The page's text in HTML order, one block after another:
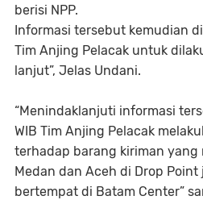
berisi NPP.
Informasi tersebut kemudian
Tim Anjing Pelacak untuk
lanjut”, Jelas Undani.
“Menindaklanjuti informasi
WIB Tim Anjing Pelacak
terhadap barang kiriman yang
Medan dan Aceh di Drop Point
bertempat di Batam Center”